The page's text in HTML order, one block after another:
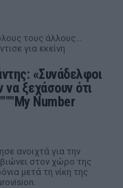
τους άλλους...
για εκείνη
«Συνάδελφοι
ξεχάσουν ότι
Number
ανοιχτά για την
στον χώρο της
μετά τη νίκη της